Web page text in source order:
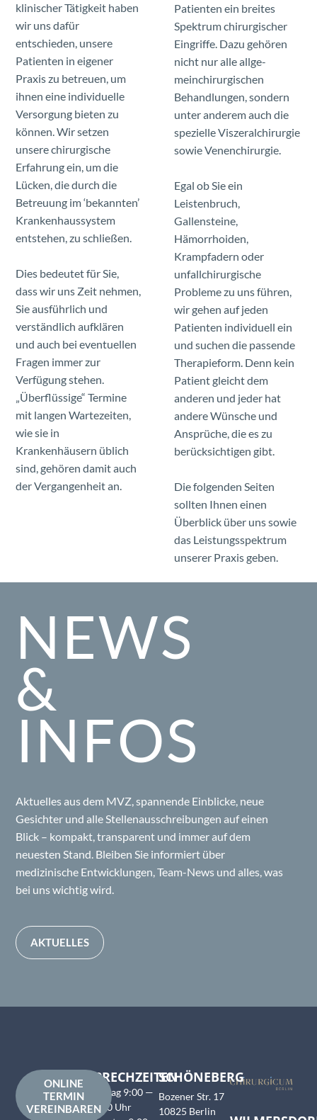
klinischer Tätigkeit haben
wir uns dafür
entschieden, unsere
Patienten in eigener
Praxis zu betreuen, um
ihnen eine individuelle
Versorgung bieten zu
können. Wir setzen
unsere chirurgische
Erfahrung ein, um die
Lücken, die durch die
Betreuung im ‘bekannten’
Krankenhaussystem
entstehen, zu schließen.
Dies bedeutet für Sie,
dass wir uns Zeit nehmen,
Sie ausführlich und
verständlich aufklären
und auch bei eventuellen
Fragen immer zur
Verfügung stehen.
„Überflüssige“ Termine
mit langen Wartezeiten,
wie sie in
Krankenhäusern üblich
sind, gehören damit auch
der Vergangenheit an.
Patienten ein breites
Spektrum chirurgischer
Eingriffe. Dazu gehören
nicht nur alle allge-
meinchirurgischen
Behandlungen, sondern
unter anderem auch die
spezielle Viszeralchirurgie
sowie Venenchirurgie.
Egal ob Sie ein
Leistenbruch,
Gallensteine,
Hämorrhoiden,
Krampfadern oder
unfallchirurgische
Probleme zu uns führen,
wir gehen auf jeden
Patienten individuell ein
und suchen die passende
Therapieform. Denn kein
Patient gleicht dem
anderen und jeder hat
andere Wünsche und
Ansprüche, die es zu
berücksichtigen gibt.
Die folgenden Seiten
sollten Ihnen einen
Überblick über uns sowie
das Leistungsspektrum
unserer Praxis geben.
NEWS
&
INFOS
Aktuelles aus dem MVZ, spannende Einblicke, neue
Gesichter und alle Stellenausschreibungen auf einen
Blick – kompakt, transparent und immer auf dem
neuesten Stand. Bleiben Sie informiert über
medizinische Entwicklungen, Team-News und alles, was
bei uns wichtig wird.
AKTUELLES
SCHÖNEBERG
Bozener Str. 17
10825 Berlin
SPRECHZEITEN
Montag 9:00 —
17:00 Uhr
ONLINE
TERMIN
VEREINBAREN